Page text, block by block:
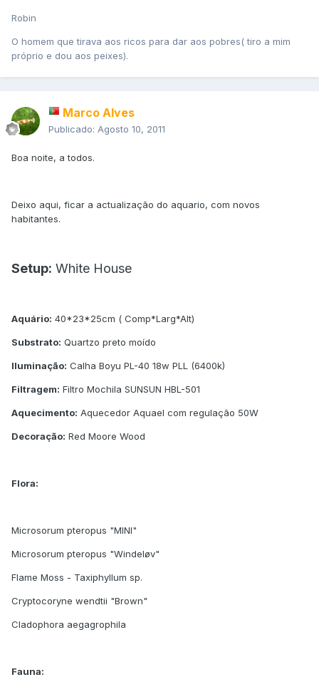
Robin
O homem que tirava aos ricos para dar aos pobres( tiro a mim
próprio e dou aos peixes).
Marco Alves
Publicado: Agosto 10, 2011
Boa noite, a todos.
Deixo aqui, ficar a actualização do aquario, com novos
habitantes.
Setup: White House
Aquário: 40*23*25cm ( Comp*Larg*Alt)
Substrato: Quartzo preto moído
Iluminação: Calha Boyu PL-40 18w PLL (6400k)
Filtragem: Filtro Mochila SUNSUN HBL-501
Aquecimento: Aquecedor Aquael com regulação 50W
Decoração: Red Moore Wood
Flora:
Microsorum pteropus "MINI"
Microsorum pteropus "Windeløv"
Flame Moss - Taxiphyllum sp.
Cryptocoryne wendtii "Brown"
Cladophora aegagrophila
Fauna: